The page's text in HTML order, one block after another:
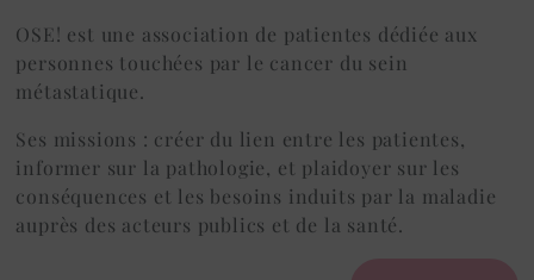
OSE! est une association de patientes dédiée aux
personnes touchées par le cancer du sein
métastatique.
Ses missions : créer du lien entre les patientes,
informer sur la pathologie, et plaidoyer sur les
conséquences et les besoins induits par la maladie
auprès des acteurs publics et de la santé.